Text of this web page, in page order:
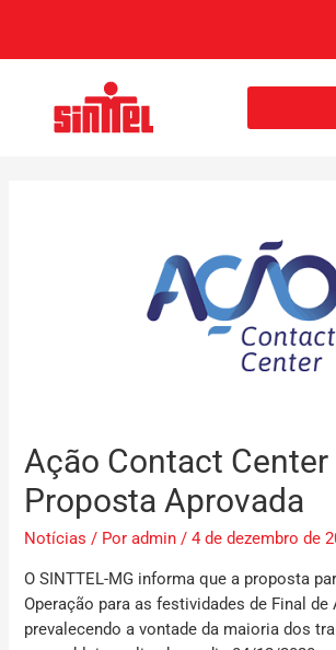
Ação Contact Center
Proposta Aprovada
Notícias / Poradmin /4 de dezembro de
O SINTTEL-MG informa que a proposta
Operação para as festividades de Final de
prevalecendo a vontade da maioria dos